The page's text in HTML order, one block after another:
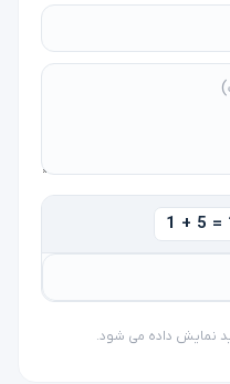
1 + 5 =
نمایش داده می شود.